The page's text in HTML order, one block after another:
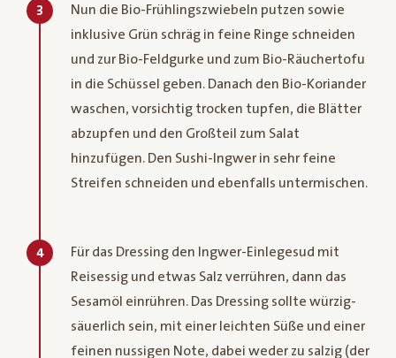
3
Nun die Bio-Frühlingszwiebeln putzen sowie
inklusive Grün schräg in feine Ringe schneiden
und zur Bio-Feldgurke und zum Bio-Räuchertofu
in die Schüssel geben. Danach den Bio-Koriander
waschen, vorsichtig trocken tupfen, die Blätter
abzupfen und den Großteil zum Salat
hinzufügen. Den Sushi-Ingwer in sehr feine
Streifen schneiden und ebenfalls untermischen.
4
Für das Dressing den Ingwer-Einlegesud mit
Reisessig und etwas Salz verrühren, dann das
Sesamöl einrühren. Das Dressing sollte würzig-
säuerlich sein, mit einer leichten Süße und einer
feinen nussigen Note, dabei weder zu salzig (der